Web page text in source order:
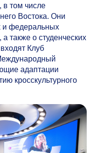
в том числе
Востока. Они
и федеральных
а также о студенческих
Клуб
адаптации
кросскультурного